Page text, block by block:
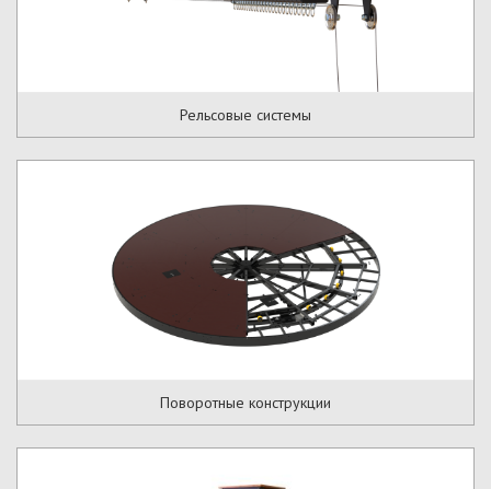
Рельсовые системы
Поворотные конструкции